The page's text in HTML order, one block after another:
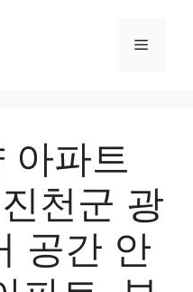
Menu
아파트
천군 광
공간 안